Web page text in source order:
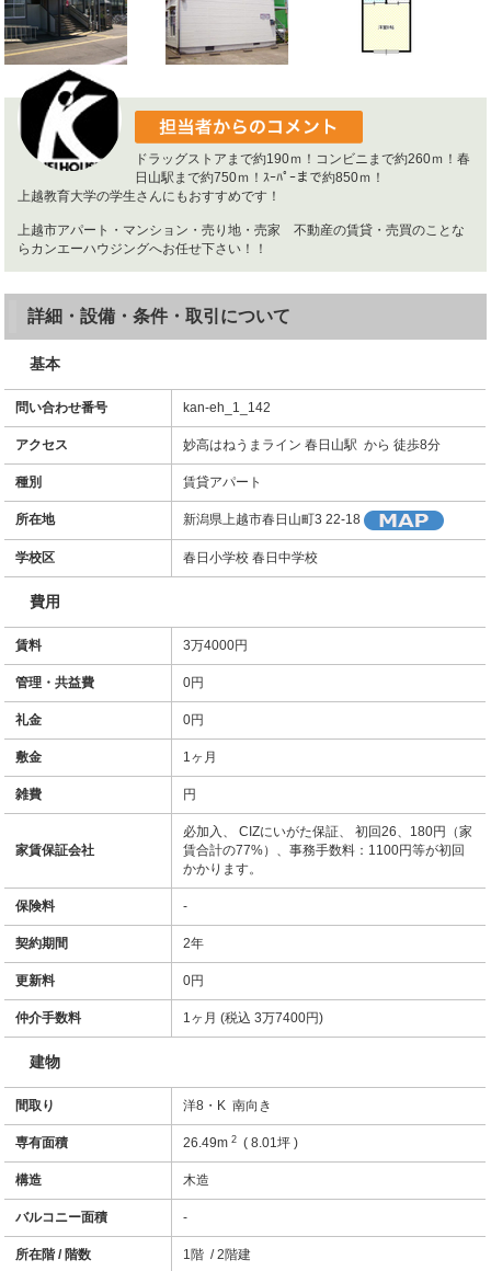
ドラッグストアまで約190ｍ！コンビニまで約260ｍ！春
日山駅まで約750ｍ！ｽｰﾊﾟｰまで約850ｍ！
上越教育大学の学生さんにもおすすめです！
上越市アパート・マンション・売り地・売家 不動産の賃貸・売買のことな
らカンエーハウジングへお任せ下さい！！
詳細・設備・条件・取引について
基本
問い合わせ番号 kan-eh_1_142
アクセス 妙高はねうまライン 春日山駅 から 徒歩8分
種別 賃貸アパート
所在地 新潟県上越市春日山町3 22-18
学校区 春日小学校 春日中学校
費用
賃料 3万4000円
管理・共益費 0円
礼金 0円
敷金 1ヶ月
雑費 円
家賃保証会社
必加入、 CIZにいがた保証、 初回26、180円（家
賃合計の77%）、事務手数料：1100円等が初回
かかります。
保険料 -
契約期間 2年
更新料 0円
仲介手数料 1ヶ月 (税込 3万7400円)
建物
間取り 洋8・K 南向き
専有面積 26.49m2 ( 8.01坪 )
構造 木造
バルコニー面積 -
所在階 / 階数 1階 / 2階建